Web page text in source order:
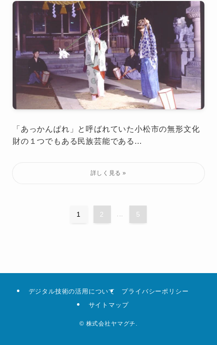
「あっかんぱれ」と呼ばれていた小松市の無形文化
財の１つでもある民族芸能である...
1 2 5
デジタル技術の活用について
プライバシーポリシー
サイトマップ
© 株式会社ヤマグチ.